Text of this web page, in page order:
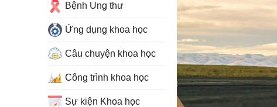
Bệnh Ung thư
Ứng dụng khoa học
Câu chuyện khoa học
Công trình khoa học
Sự kiện Khoa học